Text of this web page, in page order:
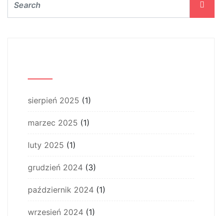
sierpień 2025 (1)
marzec 2025 (1)
luty 2025 (1)
grudzień 2024 (3)
październik 2024 (1)
wrzesień 2024 (1)